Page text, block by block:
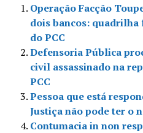
Operação Facção
dois bancos: quadrilha
do PCC
Defensoria Pública
civil assassinado na
PCC
Pessoa que está
Justiça não pode ter o
Contumacia in non